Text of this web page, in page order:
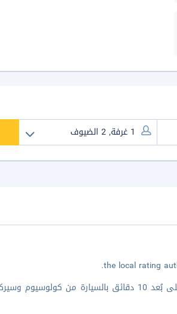
لدى الإقامة في ذا ستراند هوتل في روما (مونيتشيبو 7)، ستكون على بُعد 10 دقائق